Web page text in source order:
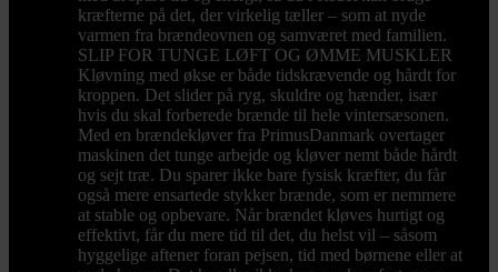
kræfterne på det, der virkelig tæller – som at nyde
varmen fra brændeovnen og samværet med familien.
SLIP FOR TUNGE LØFT OG ØMME MUSKLER
Kløvning med økse er både tidskrævende og hårdt for
kroppen. Det slider på ryg, skuldre og hænder, især
hvis du skal forberede brænde til hele vintersæsonen.
Med en brændekløver fra PrimusDanmark overtager
maskinen det tunge arbejde og kløver nemt både hårdt
og sejt træ. Du sparer ikke bare fysisk kræfter, du får
også mere ensartede stykker brænde, som er nemmere
at stable og opbevare. Når brændet kløves hurtigt og
effektivt, får du mere tid til det, du helst vil – såsom
hyggelige aftener foran pejsen, tid med børnene eller at